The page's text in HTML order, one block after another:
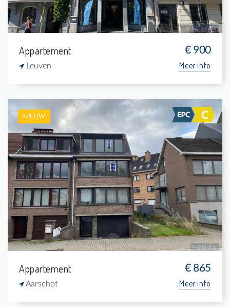
Appartement € 900
Leuven Meer info
NIEUW
Te Huur: Appartement
2
-
1
73 m²
Appartement € 865
Aarschot Meer info